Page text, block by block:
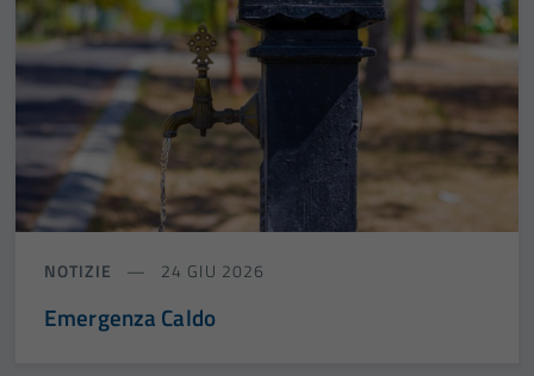
NOTIZIE 24 GIU 2026
Emergenza Caldo